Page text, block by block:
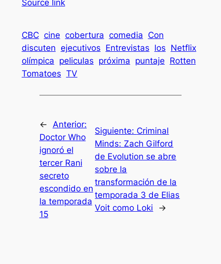
Source link
CBC cine cobertura comedia Con
discuten ejecutivos Entrevistas los Netflix
olímpica peliculas próxima puntaje Rotten
Tomatoes TV
← Anterior:
Doctor Who
ignoró el
tercer Rani
secreto
escondido en
la temporada
15
Siguiente: Criminal
Minds: Zach Gilford
de Evolution se abre
sobre la
transformación de la
temporada 3 de Elias
Voit como Loki
→